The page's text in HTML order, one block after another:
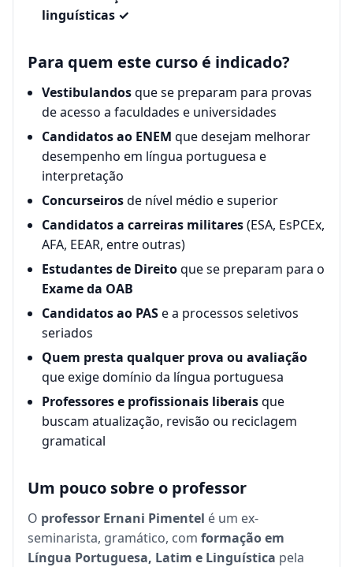
linguísticas ✓
Para quem este curso é indicado?
Vestibulandosque se preparam para provas
de acesso a faculdades e universidades
Candidatos ao ENEM que desejam melhorar
desempenho em língua portuguesa e
interpretação
Concurseirosde nível médio e superior
Candidatos a carreiras militares(ESA, EsPCEx,
AFA, EEAR, entre outras)
Estudantes de Direitoque se preparam para o
Exame da OAB
Candidatos ao PASe a processos seletivos
seriados
Quem presta qualquer prova ou avaliação
que exige domínio da língua portuguesa
Professores e profissionais liberaisque
buscam atualização, revisão ou reciclagem
gramatical
Um pouco sobre o professor
O professor Ernani Pimentel é um ex-
seminarista, gramático, com formação em
Língua Portuguesa, Latim e Linguística pela